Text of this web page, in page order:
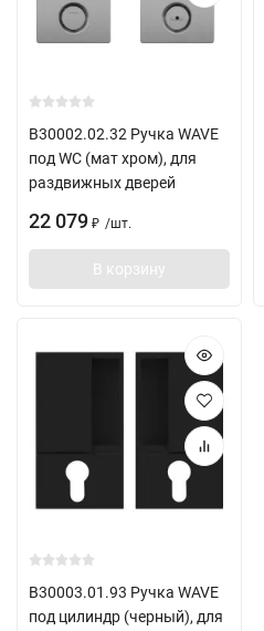
B30002.02.32 Ручка WAVE
под WC (мат хром), для
раздвижных дверей
22 079 ₽ /шт.
В корзину
B30003.01.93 Ручка WAVE
под цилиндр (черный), для